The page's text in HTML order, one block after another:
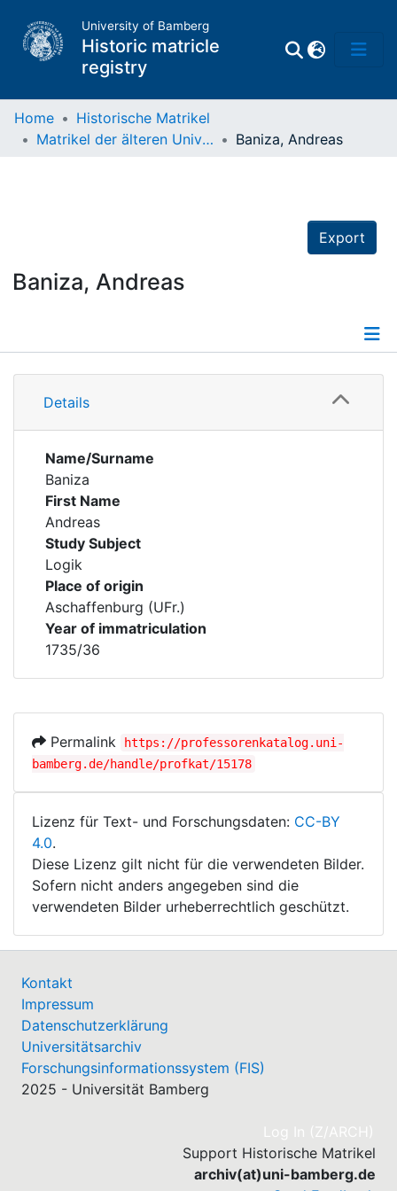
University of Bamberg
Historic matricle
registry
Home
Historische Matrikel
Matrikel der älteren Universität
Baniza, Andreas
Export
Baniza, Andreas
Details
Details
Name/Surname
Baniza
First Name
Andreas
Study Subject
Logik
Place of origin
Aschaffenburg (UFr.)
Year of immatriculation
1735/36
Permalink
https://professorenkatalog.uni-
bamberg.de/handle/profkat/15178
Lizenz für Text- und Forschungsdaten: CC-BY
4.0.
Diese Lizenz gilt nicht für die verwendeten Bilder.
Sofern nicht anders angegeben sind die
verwendeten Bilder urheberrechtlich geschützt.
Kontakt
Impressum
Datenschutzerklärung
Universitätsarchiv
Forschungsinformationssystem (FIS)
2025 - Universität Bamberg
Log In (Z/ARCH)
Support Historische Matrikel
archiv(at)uni-bamberg.de